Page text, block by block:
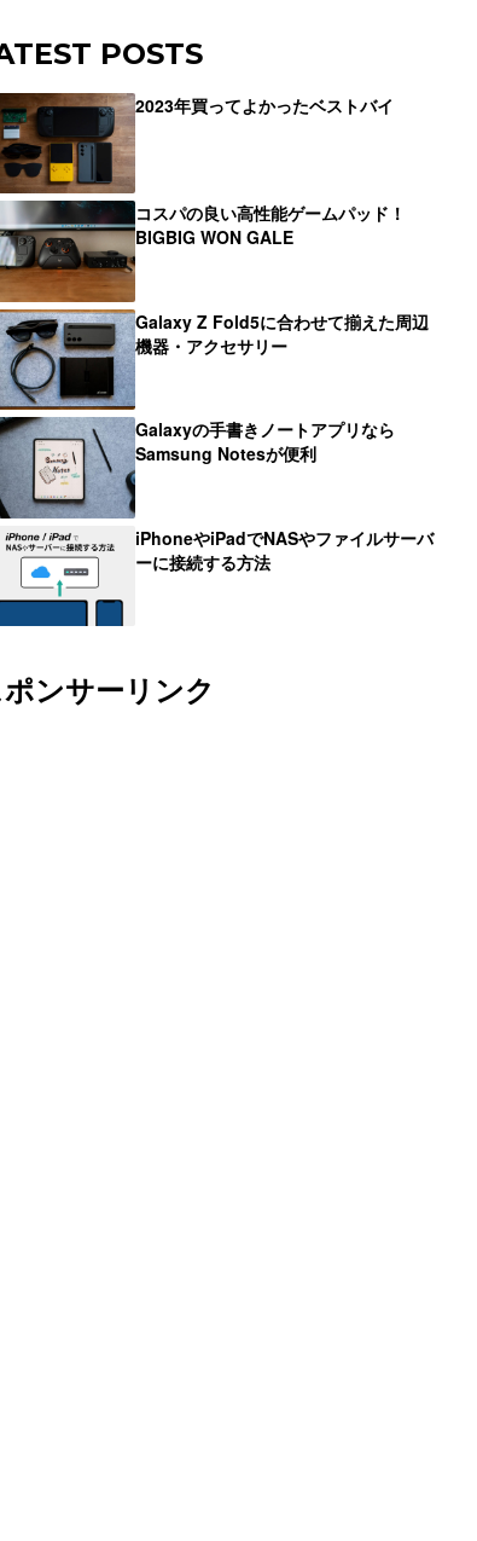
POSTS
2023年買ってよかったベストバイ
コスパの良い高性能ゲームパッド！
BIGBIG WON GALE
Galaxy Z Fold5に合わせて揃えた周辺
機器・アクセサリー
Galaxyの手書きノートアプリなら
Samsung Notesが便利
iPhoneやiPadでNASやファイルサーバ
ーに接続する方法
ンサーリンク